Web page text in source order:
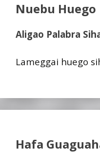
Nuebu Huego
Aligao Palabra
Lameggai huego
Hafa